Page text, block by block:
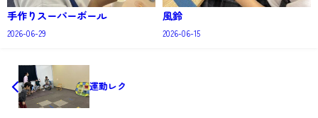
手作りスーパーボール
2026-06-29
風鈴
2026-06-15
運動レク